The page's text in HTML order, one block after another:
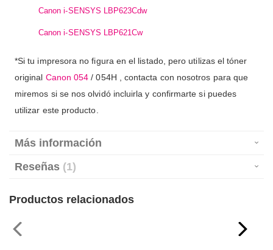
Canon i-SENSYS LBP623Cdw
Canon i-SENSYS LBP621Cw
*Si tu impresora no figura en el listado, pero utilizas el tóner
original Canon 054 / 054H , contacta con nosotros para que
miremos si se nos olvidó incluirla y confirmarte si puedes
utilizar este producto.
Más información
Reseñas 1
Productos relacionados